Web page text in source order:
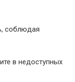
соблюдая
в недоступных